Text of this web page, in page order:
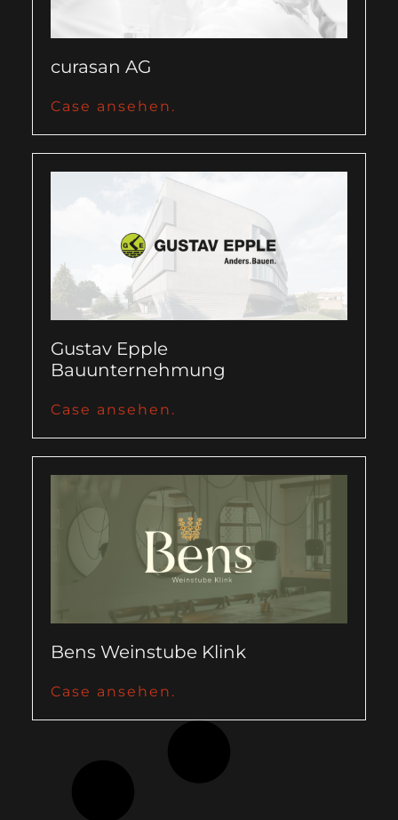
curasan AG
Case ansehen.
Gustav Epple
Bauunternehmung
Case ansehen.
Bens Weinstube Klink
Case ansehen.